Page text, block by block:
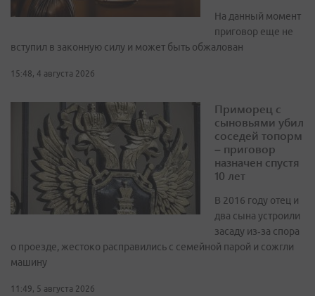
На данный момент
приговор еще не
вступил в законную силу и может быть обжалован
15:48, 4 августа 2026
Приморец с
сыновьями убил
соседей топорм
– приговор
назначен спустя
10 лет
В 2016 году отец и
два сына устроили
засаду из‑за спора
о проезде, жестоко расправились с семейной парой и сожгли
машину
11:49, 5 августа 2026